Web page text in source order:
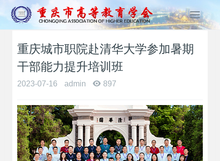
T
o
v
i
g
a
t
i
重庆城市职院赴清华大学参加暑期
干部能力提升培训班
2023-07-16 admin 897